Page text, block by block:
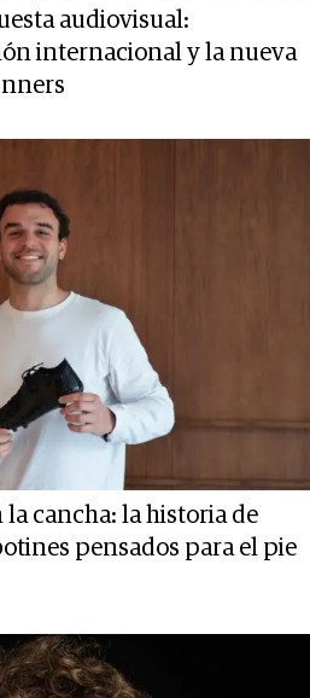
audiovisual:
internacional y la nueva
la cancha: la historia de
pensados para el pie